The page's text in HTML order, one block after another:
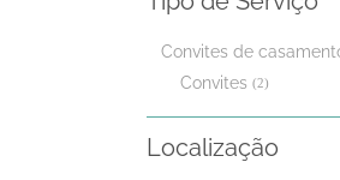
Convites de
Convites (2)
Localização